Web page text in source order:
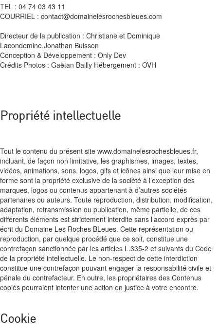
TEL : 04 74 03 43 11
COURRIEL : contact@domainelesrochesbleues.com
Directeur de la publication : Christiane et Dominique
Lacondemine,Jonathan Buisson
Conception & Développement : Only Dev
Crédits Photos : Gaëtan Bailly Hébergement : OVH
Propriété intellectuelle
Tout le contenu du présent site www.domainelesrochesbleues.fr,
incluant, de façon non limitative, les graphismes, images, textes,
vidéos, animations, sons, logos, gifs et icônes ainsi que leur mise en
forme sont la propriété exclusive de la société à l’exception des
marques, logos ou contenus appartenant à d’autres sociétés
partenaires ou auteurs. Toute reproduction, distribution, modification,
adaptation, retransmission ou publication, même partielle, de ces
différents éléments est strictement interdite sans l’accord exprès par
écrit du Domaine Les Roches BLeues. Cette représentation ou
reproduction, par quelque procédé que ce soit, constitue une
contrefaçon sanctionnée par les articles L.335-2 et suivants du Code
de la propriété intellectuelle. Le non-respect de cette interdiction
constitue une contrefaçon pouvant engager la responsabilité civile et
pénale du contrefacteur. En outre, les propriétaires des Contenus
copiés pourraient intenter une action en justice à votre encontre.
Cookie